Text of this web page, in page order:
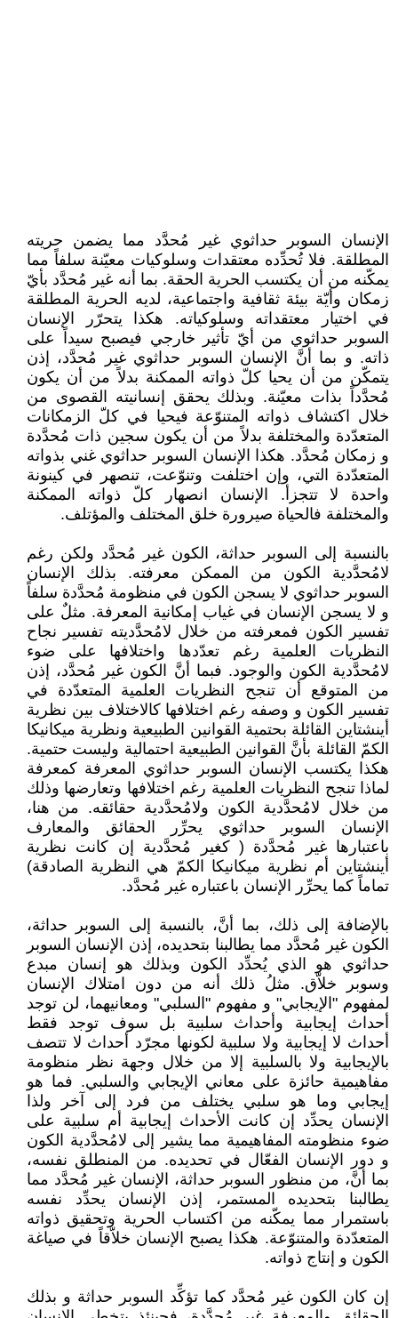
الإنسان السوبر حداثوي غير مُحدَّد مما يضمن حريته
المطلقة. فلا تُحدِّده معتقدات وسلوكيات معيّنة سلفاً مما
يمكّنه من أن يكتسب الحرية الحقة. بما أنه غير مُحدَّد بأيّ
زمكان وأيّة بيئة ثقافية واجتماعية، لديه الحرية المطلقة
في اختيار معتقداته وسلوكياته. هكذا يتحرّر الإنسان
السوبر حداثوي من أيّ تأثير خارجي فيصبح سيداً على
ذاته. و بما أنَّ الإنسان السوبر حداثوي غير مُحدَّد، إذن
يتمكّن من أن يحيا كلّ ذواته الممكنة بدلاً من أن يكون
مُحدَّداً بذات معيّنة. وبذلك يحقق إنسانيته القصوى من
خلال اكتشاف ذواته المتنوّعة فيحيا في كلّ الزمكانات
المتعدّدة والمختلفة بدلاً من أن يكون سجين ذات مُحدَّدة
و زمكان مُحدَّد. هكذا الإنسان السوبر حداثوي غني بذواته
المتعدّدة التي، وإن اختلفت وتنوّعت، تنصهر في كينونة
واحدة لا تتجزأ. الإنسان انصهار كلّ ذواته الممكنة
والمختلفة فالحياة صيرورة خلق المختلف والمؤتلف.
بالنسبة إلى السوبر حداثة، الكون غير مُحدَّد ولكن رغم
لامُحدَّدية الكون من الممكن معرفته. بذلك الإنسان
السوبر حداثوي لا يسجن الكون في منظومة مُحدَّدة سلفاً
و لا يسجن الإنسان في غياب إمكانية المعرفة. مثلٌ على
تفسير الكون فمعرفته من خلال لامُحدَّديته تفسير نجاح
النظريات العلمية رغم تعدّدها واختلافها على ضوء
لامُحدَّدية الكون والوجود. فبما أنَّ الكون غير مُحدَّد، إذن
من المتوقع أن تنجح النظريات العلمية المتعدّدة في
تفسير الكون و وصفه رغم اختلافها كالاختلاف بين نظرية
أينشتاين القائلة بحتمية القوانين الطبيعية ونظرية ميكانيكا
الكمّ القائلة بأنَّ القوانين الطبيعية احتمالية وليست حتمية.
هكذا يكتسب الإنسان السوبر حداثوي المعرفة كمعرفة
لماذا تنجح النظريات العلمية رغم اختلافها وتعارضها وذلك
من خلال لامُحدَّدية الكون ولامُحدَّدية حقائقه. من هنا،
الإنسان السوبر حداثوي يحرِّر الحقائق والمعارف
باعتبارها غير مُحدَّدة ( كغير مُحدَّدية إن كانت نظرية
أينشتاين أم نظرية ميكانيكا الكمّ هي النظرية الصادقة)
تماماً كما يحرِّر الإنسان باعتباره غير مُحدَّد.
بالإضافة إلى ذلك، بما أنَّ، بالنسبة إلى السوبر حداثة،
الكون غير مُحدَّد مما يطالبنا بتحديده، إذن الإنسان السوبر
حداثوي هو الذي يُحدِّد الكون وبذلك هو إنسان مبدع
وسوبر خلاّق. مثلُ ذلك أنه من دون امتلاك الإنسان
لمفهوم "الإيجابي" و مفهوم "السلبي" ومعانيهما، لن توجد
أحداث إيجابية وأحداث سلبية بل سوف توجد فقط
أحداث لا إيجابية ولا سلبية لكونها مجرّد أحداث لا تتصف
بالإيجابية ولا بالسلبية إلا من خلال وجهة نظر منظومة
مفاهيمية حائزة على معاني الإيجابي والسلبي. فما هو
إيجابي وما هو سلبي يختلف من فرد إلى آخر ولذا
الإنسان يحدِّد إن كانت الأحداث إيجابية أم سلبية على
ضوء منظومته المفاهيمية مما يشير إلى لامُحدَّدية الكون
و دور الإنسان الفعّال في تحديده. من المنطلق نفسه،
بما أنَّ، من منظور السوبر حداثة، الإنسان غير مُحدَّد مما
يطالبنا بتحديده المستمر، إذن الإنسان يحدِّد نفسه
باستمرار مما يمكّنه من اكتساب الحرية وتحقيق ذواته
المتعدّدة والمتنوّعة. هكذا يصبح الإنسان خلاّقاً في صياغة
الكون و إنتاج ذواته.
إن كان الكون غير مُحدَّد كما تؤكِّد السوبر حداثة و بذلك